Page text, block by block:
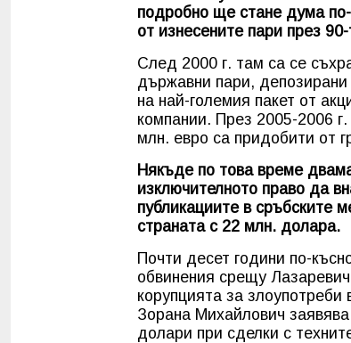
подробно ще стане дума
от изнесените пари през
След 2000 г. там са се
държавни пари, депозирани
на най-големия пакет от
компании. През 2005-2006
млн. евро са придобити от
Някъде по това време
изключителното право да
публикациите в
страната с 22 млн. долара.
Почти десет години по-
обвинения срещу
корупцията за
Зорана Михайлович
долари при сделки с